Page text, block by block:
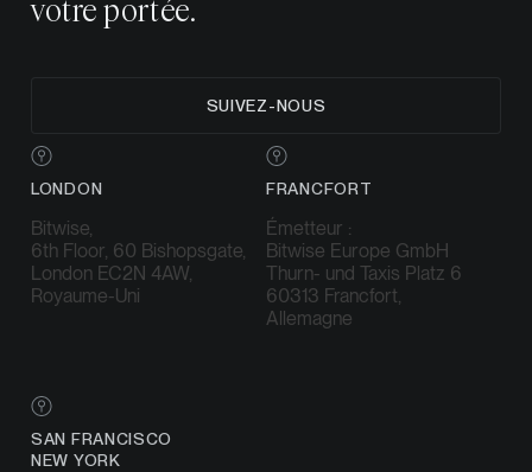
votre portée.
SUIVEZ-NOUS
LONDON
Bitwise,
6th Floor, 60 Bishopsgate,
London EC2N 4AW,
Royaume-Uni
FRANCFORT
Émetteur :
Bitwise Europe GmbH
Thurn- und Taxis Platz 6
60313 Francfort,
Allemagne
SAN FRANCISCO
NEW YORK